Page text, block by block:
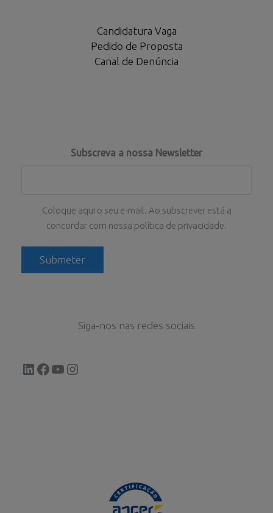
Candidatura Vaga
Pedido de Proposta
Canal de Denúncia
Subscreva a nossa Newsletter
Coloque aqui o seu e-mail. Ao subscrever está a
concordar com nossa política de privacidade.
Siga-nos nas redes sociais
LinkedIn
Facebook
YouTube
Instagram